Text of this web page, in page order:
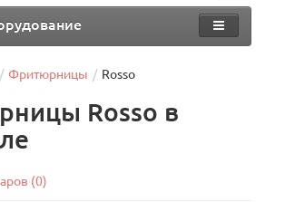
Фритюрницы Rosso
Rosso в
(0)